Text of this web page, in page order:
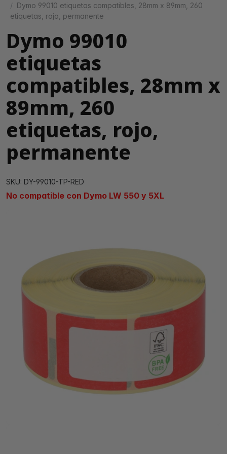
Dymo 99010 etiquetas compatibles, 28mm x 89mm, 260
etiquetas, rojo, permanente
Dymo 99010
etiquetas
compatibles, 28mm x
89mm, 260
etiquetas, rojo,
permanente
SKU: DY-99010-TP-RED
No compatible con Dymo LW 550 y 5XL